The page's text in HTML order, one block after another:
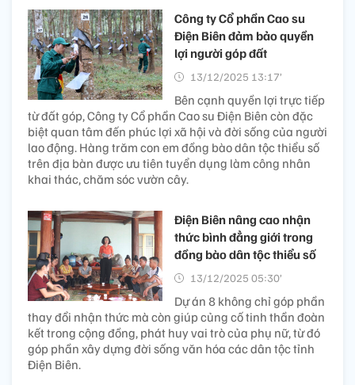
Công ty Cổ phần Cao su
Điện Biên đảm bảo quyền
lợi người góp đất
13/12/2025 13:17’
Bên cạnh quyền lợi trực tiếp
từ đất góp, Công ty Cổ phần Cao su Điện Biên còn đặc
biệt quan tâm đến phúc lợi xã hội và đời sống của người
lao động. Hàng trăm con em đồng bào dân tộc thiểu số
trên địa bàn được ưu tiên tuyển dụng làm công nhân
khai thác, chăm sóc vườn cây.
Điện Biên nâng cao nhận
thức bình đẳng giới trong
đồng bào dân tộc thiểu số
13/12/2025 05:30’
Dự án 8 không chỉ góp phần
thay đổi nhận thức mà còn giúp củng cố tinh thần đoàn
kết trong cộng đồng, phát huy vai trò của phụ nữ, từ đó
góp phần xây dựng đời sống văn hóa các dân tộc tỉnh
Điện Biên.